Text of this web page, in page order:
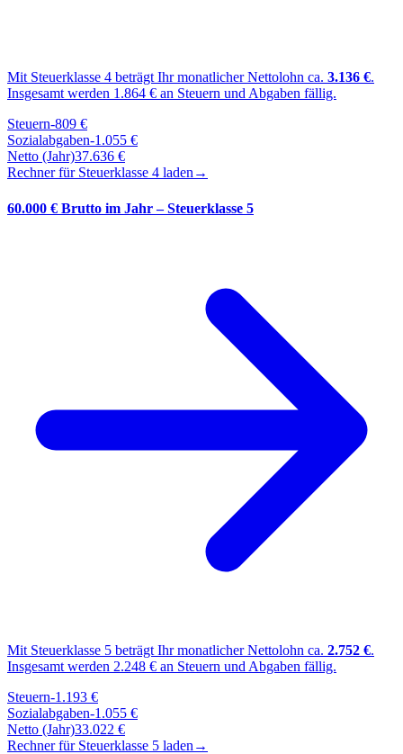
Mit Steuerklasse 4 beträgt Ihr monatlicher Nettolohn ca. 3.136 €.
Insgesamt werden 1.864 € an Steuern und Abgaben fällig.
Steuern-809 €
Sozialabgaben-1.055 €
Netto (Jahr)37.636 €
Rechner für Steuerklasse 4 laden →
60.000 € Brutto im Jahr – Steuerklasse 5
Mit Steuerklasse 5 beträgt Ihr monatlicher Nettolohn ca. 2.752 €.
Insgesamt werden 2.248 € an Steuern und Abgaben fällig.
Steuern-1.193 €
Sozialabgaben-1.055 €
Netto (Jahr)33.022 €
Rechner für Steuerklasse 5 laden →